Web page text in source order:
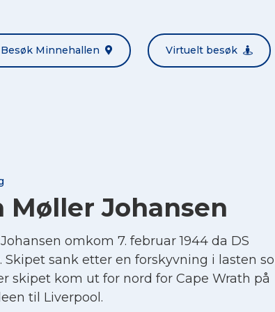
Besøk Minnehallen Virtuelt besøk
Møller Johansen
omkom 7. februar 1944 da DS
Skipet sank etter en forskyvning i lasten
skipet kom ut for nord for Cape Wrath på
til Liverpool.